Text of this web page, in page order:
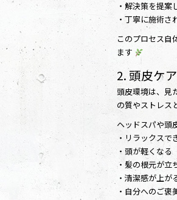
・解決策を提案
・丁寧に施術さ
このプロセス自
ます
2. 頭皮ケ
頭皮環境は、見
の質やストレス
ヘッドスパや頭
・リラックスで
・頭が軽くなる
・髪の根元が立
・清潔感が上が
・自分へのご褒